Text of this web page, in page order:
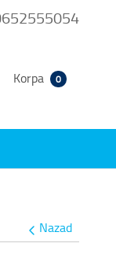
Korpa 0
Nazad